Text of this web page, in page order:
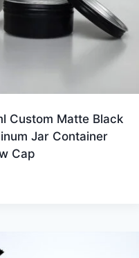
Custom Matte Black
Jar Container
Cap